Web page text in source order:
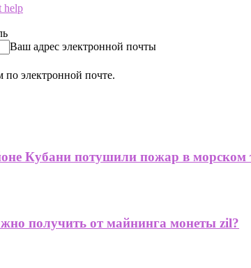
help
Ваш адрес электронной почты
по электронной почте.
Кубани потушили пожар в морском
получить от майнинга монеты zil?